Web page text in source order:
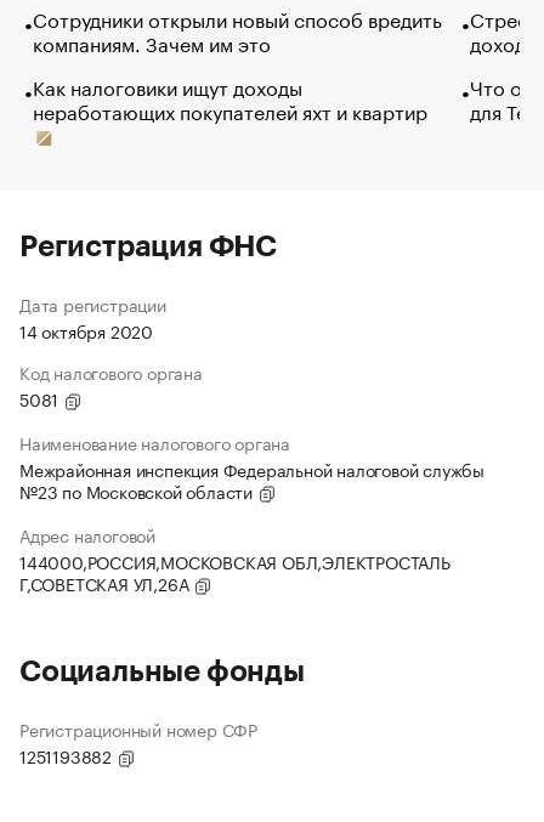
Сотрудники открыли новый способ вредить
компаниям. Зачем им это
Как налоговики ищут доходы
неработающих покупателей яхт и квартир
Что
для
Регистрация ФНС
Дата регистрации
14 октября 2020
Код налогового органа
5081
Наименование налогового органа
Межрайонная инспекция Федеральной налоговой службы
№23 по Московской области
Адрес налоговой
144000,РОССИЯ,МОСКОВСКАЯ ОБЛ,ЭЛЕКТРОСТАЛЬ
Г,СОВЕТСКАЯ УЛ,26А
Социальные фонды
Регистрационный номер СФР
1251193882